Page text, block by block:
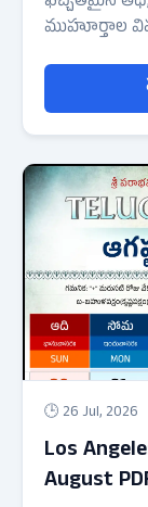
ముహూర్తాల
🕒 26 Jul, 2026
Los
August